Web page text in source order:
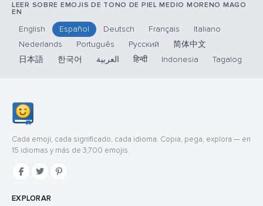
LEER SOBRE EMOJIS DE TONO DE PIEL MEDIO MORENO MAGO
EN
English Español Deutsch Français
Italiano
Nederlands
Português Русский
简体中文
日本語
한국어 العربية हिन्दी Indonesia Tagalog
Cada emoji, cada significado, cada idioma. Copia, pega, explora — en
15 idiomas y más de 3,700 emojis.
EXPLORAR